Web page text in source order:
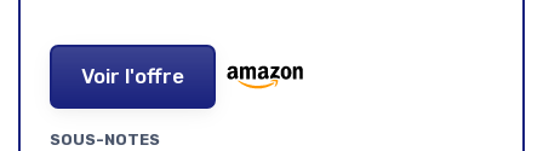
Voir l'offre
SOUS-NOTES